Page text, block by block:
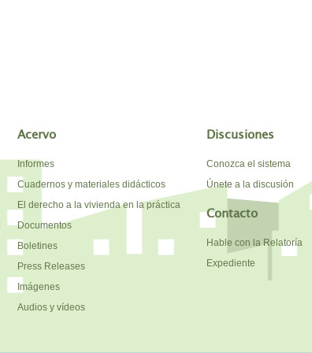
Acervo
Informes
Cuadernos y materiales didácticos
El derecho a la vivienda en la práctica
Documentos
Boletines
Press Releases
Imágenes
Audios y vídeos
Discusiones
Conozca el sistema
Únete a la discusión
Contacto
Hable con la Relatoría
Expediente